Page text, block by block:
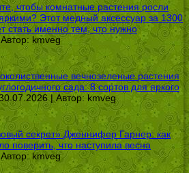
чтобы комнатные растения росли
Этот медный аксессуар за 1300
стать именно тем, что нужно
kmveg
вечнозеленые растения
сада: 8 сортов для яркого
| Автор: kmveg
секрет» Дженнифер Гарнер: как
поверить, что наступила весна
kmveg